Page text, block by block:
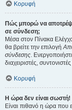
Κορυφή
Πώς μπορώ να
σε σύνδεση;
Μέσα στον Πίνακα
θα βρείτε την επιλογή
σύνδεσης.
διαχειριστές,
Κορυφή
Η ώρα δεν είναι σωστή!
Είναι πιθανό η ώρα που